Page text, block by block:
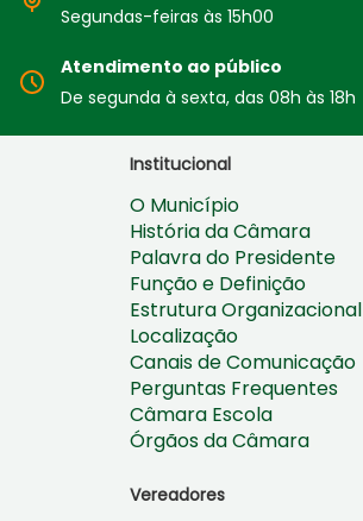
Segundas-feiras às 15h00
Atendimento ao público
De segunda à sexta, das 08h às 18h
Institucional
O Município
História da Câmara
Palavra do Presidente
Função e Definição
Estrutura Organizacional
Localização
Canais de Comunicação
Perguntas Frequentes
Câmara Escola
Órgãos da Câmara
Vereadores